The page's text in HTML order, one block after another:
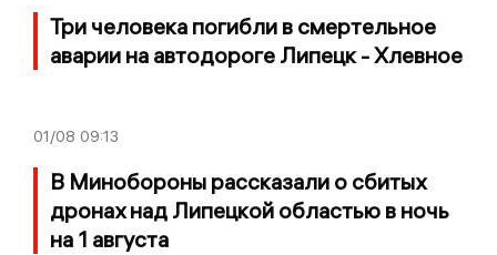
Три человека погибли в смертельное
аварии на автодороге Липецк - Хлевное
01/08 09:13
В Минобороны рассказали о сбитых
дронах над Липецкой областью в ночь
на 1 августа